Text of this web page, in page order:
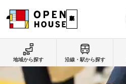
地域から探す 沿線・駅から探す